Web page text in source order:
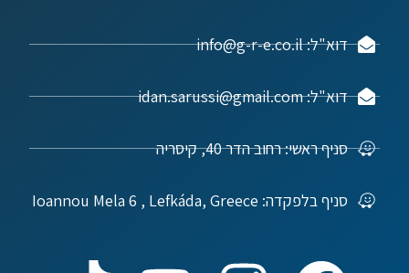
דוא"ל: info@g-r-e.co.il
דוא"ל: idan.sarussi@gmail.com
סניף ראשי: רחוב הדר 40, קיסריה
סניף בלפקדה: Ioannou Mela 6 , Lefkáda, Greece